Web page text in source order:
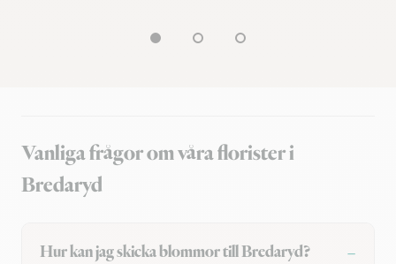
Vanliga frågor om våra florister i
Bredaryd
Hur kan jag skicka blommor till Bredaryd?